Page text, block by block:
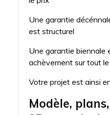
Une garantie
est structurel
Une garantie biennale
achèvement sur tout
Votre projet est ainsi
Modèle,